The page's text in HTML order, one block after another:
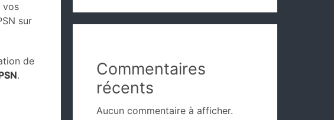
vos
sur
de
.
Commentaires
récents
Aucun commentaire à afficher.